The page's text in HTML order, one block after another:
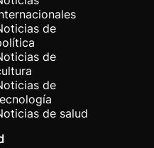
de
de
de
de salud